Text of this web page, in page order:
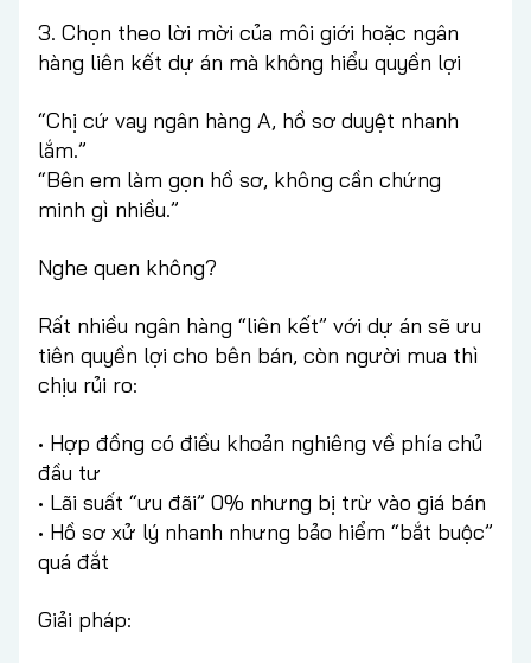
3. Chọn theo lời mời của môi giới hoặc ngân
hàng liên kết dự án mà không hiểu quyền lợi
“Chị cứ vay ngân hàng A, hồ sơ duyệt nhanh
lắm.”
“Bên em làm gọn hồ sơ, không cần chứng
minh gì nhiều.”
Nghe quen không?
Rất nhiều ngân hàng “liên kết” với dự án sẽ ưu
tiên quyền lợi cho bên bán, còn người mua thì
chịu rủi ro:
• Hợp đồng có điều khoản nghiêng về phía chủ
đầu tư
• Lãi suất “ưu đãi” 0% nhưng bị trừ vào giá bán
• Hồ sơ xử lý nhanh nhưng bảo hiểm “bắt buộc”
quá đắt
Giải pháp: